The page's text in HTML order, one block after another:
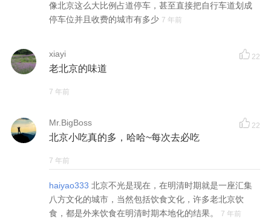
像北京这么大比例占道停车，甚至直接把自行车道划成
停车位并且收费的城市有多少 7 年前
xiayi 22
老北京的味道
7 年前
Mr.BigBoss 22
北京小吃真的多，哈哈~每次去必吃
7 年前
haiyao333 北京不光是现在，在明清时期就是一座汇集
八方文化的城市，当然包括饮食文化，许多老北京饮
食，都是外来饮食在明清时期本地化的结果。
7 年前